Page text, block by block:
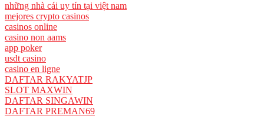
những nhà cái uy tín tại việt nam
mejores crypto casinos
casinos online
casino non aams
app poker
usdt casino
casino en ligne
DAFTAR RAKYATJP
SLOT MAXWIN
DAFTAR SINGAWIN
DAFTAR PREMAN69